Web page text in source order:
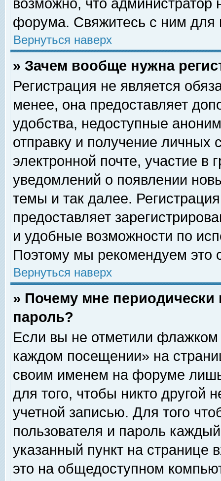
возможно, что
форума. Свяжитесь с ним для
Вернуться наверх
» Зачем вообще нужна
Регистрация не является
менее, она предоставляет
удобства, недоступные
отправку и получение личных
электронной почте, участие в
уведомлений о появлении
темы и так далее.
предоставляет
и удобные возможности по
Поэтому мы рекомендуем это
Вернуться наверх
» Почему мне
пароль?
Если вы не отметили флажком
каждом посещении» на
своим именем на форуме
для того, чтобы никто другой
учетной записью. Для того
пользователя и пароль
указанный пункт на
это на общедоступном